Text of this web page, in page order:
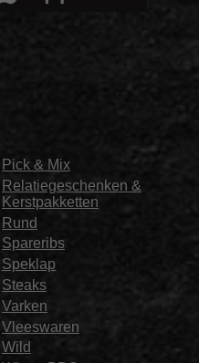
Pick & Mix
Relatiegeschenken &
Kerstpakketten
Rund
Spareribs
Speklap
Steaks
Varken
Vleeswaren
Wild